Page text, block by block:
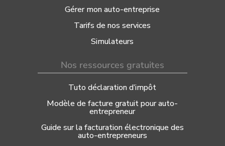
Gérer mon auto-entreprise
Tarifs de nos services
Simulateurs
Nos ressources gratuites
Tuto déclaration d’impôt
Modèle de facture gratuit pour auto-
entrepreneur
Guide sur la facturation électronique des
auto-entrepreneurs